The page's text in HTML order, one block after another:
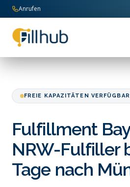
Zum Inhalt springen
Anrufen
FREIE KAPAZITÄTEN VERFÜGBAR
Fulfillment
NRW-Fulfiller
Tage nach